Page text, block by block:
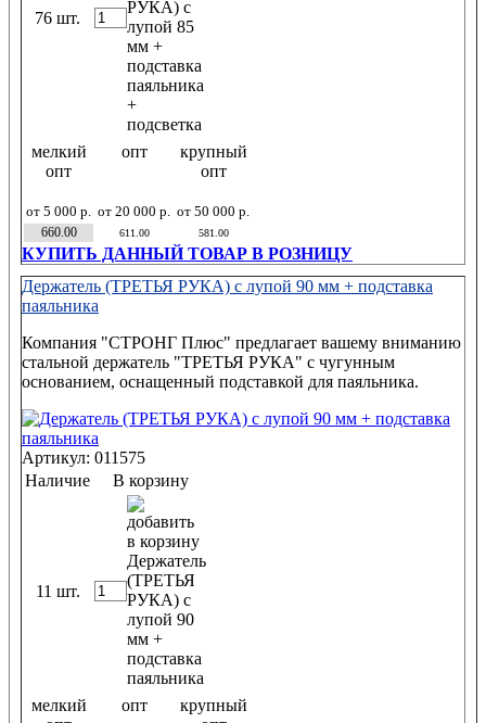
76 шт.
мелкий
опт
от 5 000 р.
опт
от 20 000 р.
крупный
опт
от 50 000 р.
660.00
611.00 581.00
КУПИТЬ ДАННЫЙ ТОВАР В РОЗНИЦУ
Держатель (ТРЕТЬЯ РУКА) с лупой 90 мм + подставка
паяльника
Компания "СТРОНГ Плюс" предлагает вашему вниманию
стальной держатель "ТРЕТЬЯ РУКА" с чугунным
основанием, оснащенный подставкой для паяльника.
Артикул: 011575
Наличие
В корзину
11 шт.
мелкий
опт
крупный